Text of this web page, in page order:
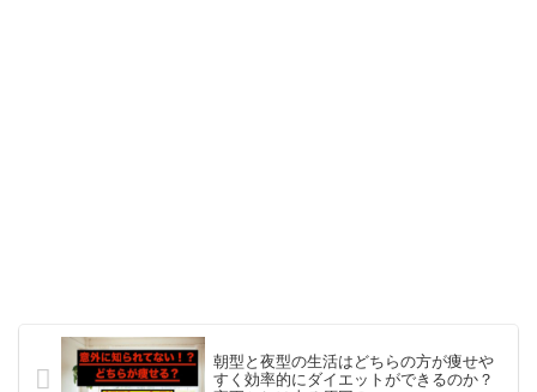
朝型と夜型の生活はどちらの方が痩せや
すく効率的にダイエットができるのか？